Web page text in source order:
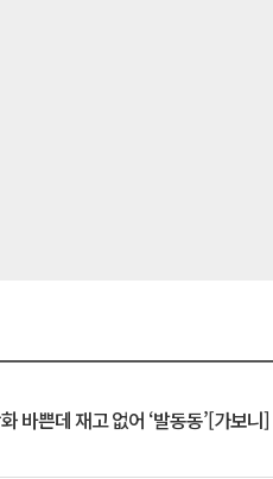
바쁜데 재고 없어 ‘발동동’[가보니]